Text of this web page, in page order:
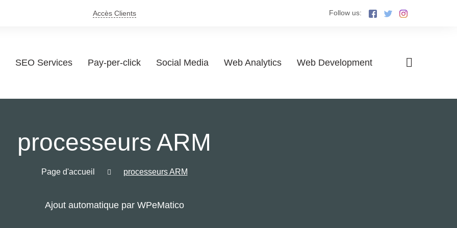
Accès Clients Follow us:
SEO Services Pay-per-click Social Media Web Analytics Web Development
processeurs ARM
Page d'accueil processeurs ARM
Ajout automatique par WPeMatico